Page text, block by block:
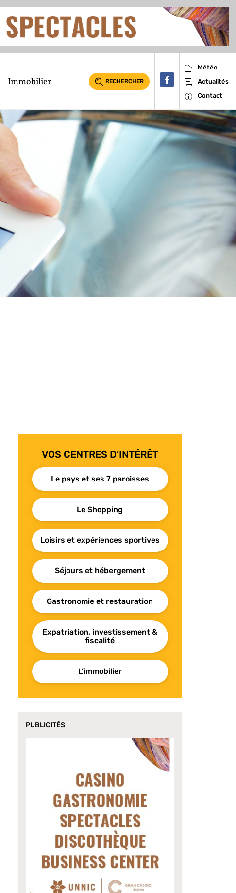
Immobilier RECHERCHER
Météo
Actualités
Contact
VOS CENTRES D’INTÉRÊT
Le pays et ses 7 paroisses
Le Shopping
Loisirs et expériences sportives
Séjours et hébergement
Gastronomie et restauration
Expatriation, investissement &
fiscalité
L’immobilier
PUBLICITÉS